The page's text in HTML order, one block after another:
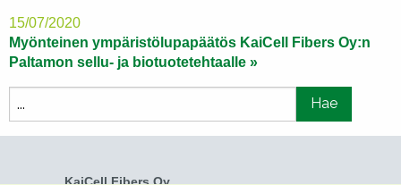
15/07/2020
Myönteinen ympäristölupapäätös KaiCell Fibers Oy:n
Paltamon sellu- ja biotuotetehtaalle »
KaiCell Fibers Oy